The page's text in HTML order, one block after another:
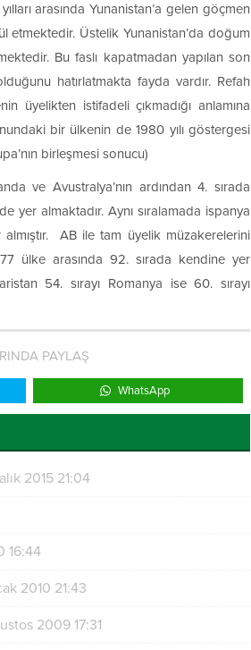
arasında Yunanistan’a gelen göçmen
etmektedir. Üstelik Yunanistan’da doğum
Bu faslı kapatmadan yapılan son
hatırlatmakta fayda vardır. Refah
üyelikten istifadeli çıkmadığı anlamına
bir ülkenin de 1980 yılı göstergesi
birleşmesi sonucu)
ve Avustralya’nın ardından 4. sırada
yer almaktadır. Aynı sıralamada ispanya
AB ile tam üyelik müzakerelerini
ülke arasında 92. sırada kendine yer
54. sırayı Romanya ise 60. sırayı
PAYLAŞ
WhatsApp
2015 21:04
16:44
2010 21:43
2009 17:31